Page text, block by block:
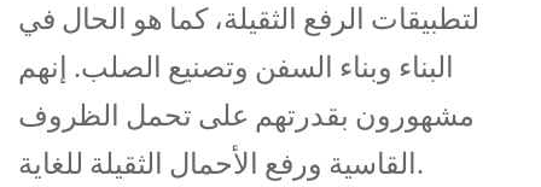
لتطبيقات الرفع الثقيلة، كما هو الحال في
البناء وبناء السفن وتصنيع الصلب. إنهم
مشهورون بقدرتهم على تحمل الظروف
القاسية ورفع الأحمال الثقيلة للغاية.